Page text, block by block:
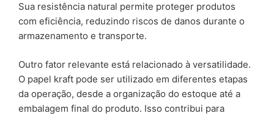
Sua resistência natural permite proteger produtos
com eficiência, reduzindo riscos de danos durante o
armazenamento e transporte.
Outro fator relevante está relacionado à versatilidade.
O papel kraft pode ser utilizado em diferentes etapas
da operação, desde a organização do estoque até a
embalagem final do produto. Isso contribui para